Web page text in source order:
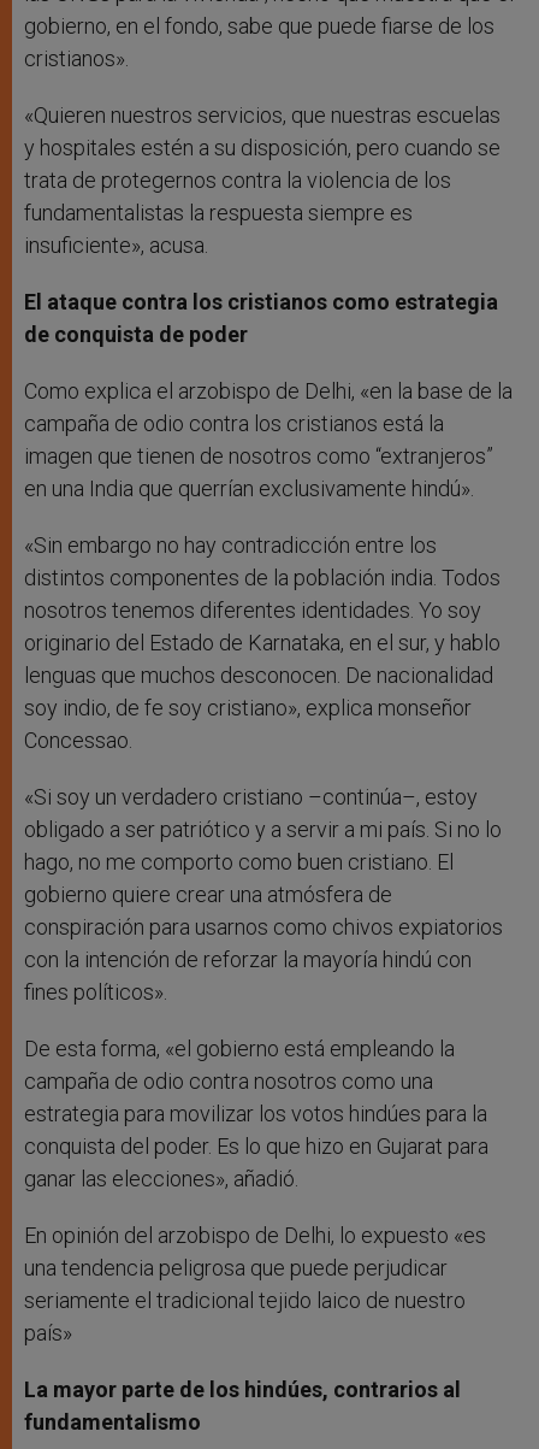
gobierno, en el fondo, sabe que puede fiarse de los
cristianos».
«Quieren nuestros servicios, que nuestras escuelas
y hospitales estén a su disposición, pero cuando se
trata de protegernos contra la violencia de los
fundamentalistas la respuesta siempre es
insuficiente», acusa.
El ataque contra los cristianos como estrategia
de conquista de poder
Como explica el arzobispo de Delhi, «en la base de la
campaña de odio contra los cristianos está la
imagen que tienen de nosotros como “extranjeros”
en una India que querrían exclusivamente hindú».
«Sin embargo no hay contradicción entre los
distintos componentes de la población india. Todos
nosotros tenemos diferentes identidades. Yo soy
originario del Estado de Karnataka, en el sur, y hablo
lenguas que muchos desconocen. De nacionalidad
soy indio, de fe soy cristiano», explica monseñor
Concessao.
«Si soy un verdadero cristiano –continúa–, estoy
obligado a ser patriótico y a servir a mi país. Si no lo
hago, no me comporto como buen cristiano. El
gobierno quiere crear una atmósfera de
conspiración para usarnos como chivos expiatorios
con la intención de reforzar la mayoría hindú con
fines políticos».
De esta forma, «el gobierno está empleando la
campaña de odio contra nosotros como una
estrategia para movilizar los votos hindúes para la
conquista del poder. Es lo que hizo en Gujarat para
ganar las elecciones», añadió.
En opinión del arzobispo de Delhi, lo expuesto «es
una tendencia peligrosa que puede perjudicar
seriamente el tradicional tejido laico de nuestro
país»
La mayor parte de los hindúes, contrarios al
fundamentalismo